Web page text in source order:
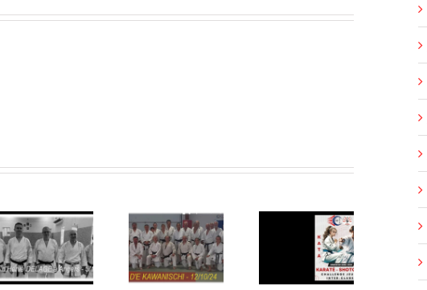
Stage
d’Eiji
KAWANISCHI
Inédit à la
Chapelaine,
un
challenge